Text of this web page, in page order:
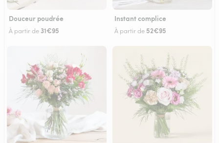
Douceur poudrée
À partir de 31€95
Instant complice
À partir de 52€95